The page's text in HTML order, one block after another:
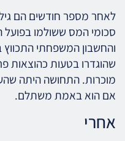
לאחר מספר חודשים הם
סכומי המס ששולמו בפועל
והחשבון המשפחתי התכווץ
שהוגדרו בטעות כהוצאות
מוכרות. התחושה היתה
אם הוא באמת משתלם.
אחרי